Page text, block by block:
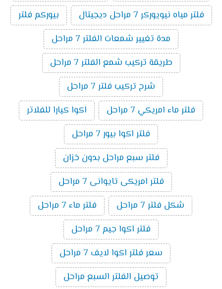
فلتر مياه نيويوركر 7 مراحل ديجيتال
بيوركم فلتر
مدة تغيير شمعات الفلتر 7 مراحل
طريقة تركيب شمع الفلتر 7 مراحل
شرح تركيب فلتر 7 مراحل
فلتر ماء امريكي 7 مراحل
اكوا كيارا للفلاتر
فلتر اكوا بيور 7 مراحل
فلتر سبع مراحل بدون خزان
فلتر امريكى تايوانى 7 مراحل
شكل فلتر 7 مراحل
فلتر ماء 7 مراحل
فلتر اكوا جيم 7 مراحل
سعر فلتر اكوا لايف 7 مراحل
توصيل الفلتر السبع مراحل